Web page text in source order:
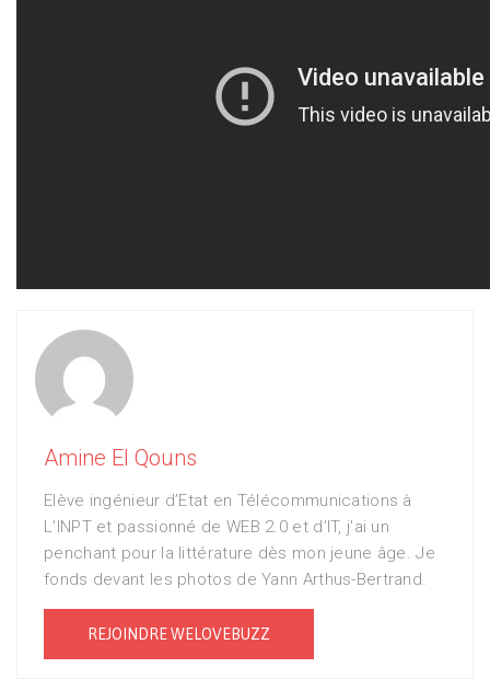
Amine El Qouns
Elève ingénieur d’Etat en Télécommunications à
L’INPT et passionné de WEB 2.0 et d’IT, j’ai un
penchant pour la littérature dès mon jeune âge. Je
fonds devant les photos de Yann Arthus-Bertrand.
REJOINDRE WELOVEBUZZ